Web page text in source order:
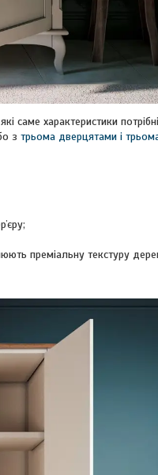
саме характеристики
з трьома дверцятами і
преміальну текстуру